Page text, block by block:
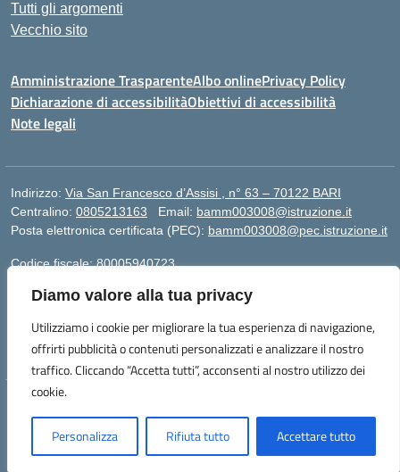
Diamo valore alla tua privacy
Utilizziamo i cookie per migliorare la tua esperienza di navigazione,
offrirti pubblicità o contenuti personalizzati e analizzare il nostro
traffico. Cliccando “Accetta tutti”, acconsenti al nostro utilizzo dei
cookie.
Personalizza Rifiuta tutto Accettare tutto
Tutti gli argomenti
Vecchio sito
Amministrazione TrasparenteAlbo onlinePrivacy Policy
Dichiarazione di accessibilitàObiettivi di accessibilità
Note legali
Indirizzo: Via San Francesco d’Assisi , n° 63 – 70122 BARI
Centralino: 0805213163 Email: bamm003008@istruzione.it
Posta elettronica certificata (PEC): bamm003008@pec.istruzione.it
Codice fiscale: 80005940723
Codice Indice delle Pubbliche Amministrazioni (IPA):
Codice unico di fatturazione (CUF): UFZ1FY